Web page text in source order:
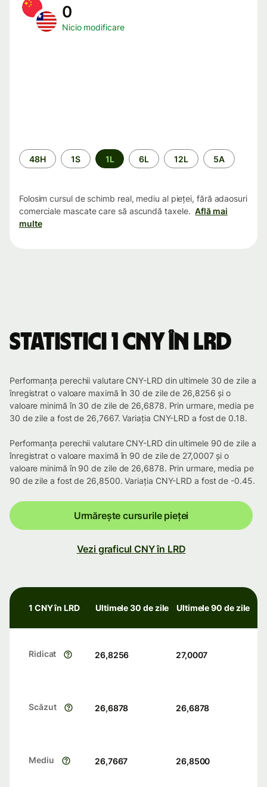
0
Nicio modificare
Perioada
48H 1S 1L 6L 12L 5A
Folosim cursul de schimb real, mediu al pieței, fără adaosuri
comerciale mascate care să ascundă taxele. Află mai
multe
Statistici 1 CNY în LRD
Performanța perechii valutare CNY-LRD din ultimele 30 de zile a
înregistrat o valoare maximă în 30 de zile de 26,8256 și o
valoare minimă în 30 de zile de 26,6878. Prin urmare, media pe
30 de zile a fost de 26,7667. Variația CNY-LRD a fost de 0.18.
Performanța perechii valutare CNY-LRD din ultimele 90 de zile a
înregistrat o valoare maximă în 90 de zile de 27,0007 și o
valoare minimă în 90 de zile de 26,6878. Prin urmare, media pe
90 de zile a fost de 26,8500. Variația CNY-LRD a fost de -0.45.
Urmărește cursurile pieței
Vezi graficul CNY în LRD
1 CNY în LRD Ultimele 30 de zile Ultimele 90 de zile
Ridicat 26,8256 27,0007
Scăzut 26,6878 26,6878
Mediu 26,7667 26,8500